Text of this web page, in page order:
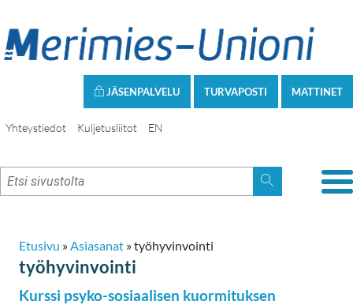
MATTINET
TURVAPOSTI
JÄSENPALVELU
Yhteystiedot Kuljetusliitot EN
Etusivu » Asiasanat »työhyvinvointi
työhyvinvointi
Kurssi psyko-sosiaalisen kuormituksen